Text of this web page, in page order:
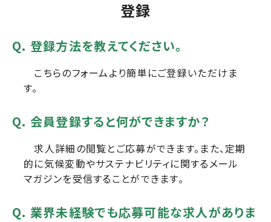
登録
Q. 登録方法を教えてください。
こちらのフォームより簡単にご登録いただけま
す。
Q. 会員登録すると何ができますか？
求人詳細の閲覧とご応募ができます。また、定期
的に気候変動やサステナビリティに関するメール
マガジンを受信することができます。
Q. 業界未経験でも応募可能な求人がありま